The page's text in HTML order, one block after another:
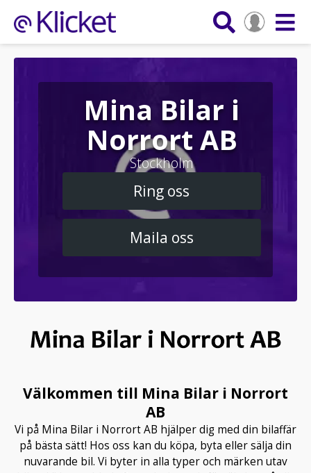
Mina Bilar i
Norrort AB
Stockholm
Ring oss
Maila oss
Välkommen till Mina Bilar i Norrort
AB
Vi på Mina Bilar i Norrort AB hjälper dig med din bilaffär
på bästa sätt! Hos oss kan du köpa, byta eller sälja din
nuvarande bil. Vi byter in alla typer och märken utav